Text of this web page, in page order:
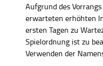
Aufgrund des
erwarteten erhöhten
ersten Tagen zu
Spielordnung ist zu
Verwenden der